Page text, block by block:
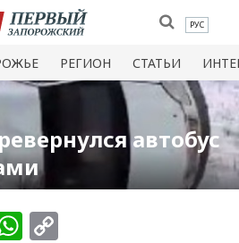
РУС
РЕГИОН СТАТЬИ
автобус
WhatsApp